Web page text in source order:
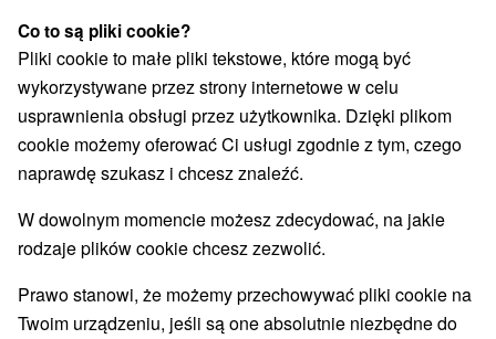
Przejdź do lokalizacji
9,3 doskonały·187 recenzji
Co to są pliki cookie?
Pliki cookie to małe pliki tekstowe, które mogą być
wykorzystywane przez strony internetowe w celu
usprawnienia obsługi przez użytkownika. Dzięki plikom
cookie możemy oferować Ci usługi zgodnie z tym, czego
naprawdę szukasz i chcesz znaleźć.
W dowolnym momencie możesz zdecydować, na jakie
rodzaje plików cookie chcesz zezwolić.
Prawo stanowi, że możemy przechowywać pliki cookie na
Twoim urządzeniu, jeśli są one absolutnie niezbędne do